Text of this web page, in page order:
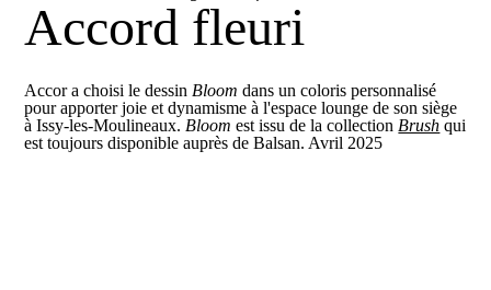
Accord fleuri
Accor a choisi le dessin Bloom dans un coloris personnalisé
pour apporter joie et dynamisme à l'espace lounge de son siège
à Issy-les-Moulineaux. Bloom est issu de la collection Brush qui
est toujours disponible auprès de Balsan. Avril 2025